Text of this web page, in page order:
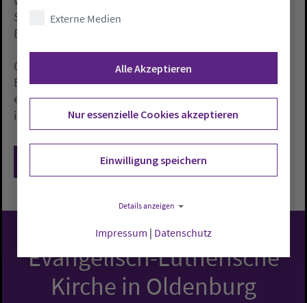
Sprachkurse oder befänden sich in Maßnahmen der
Berufsvorbereitung.
Ohne den Flüchtlingszug wäre die Zahl der Hartz-IV-
Empfänger zuletzt gesunken. Im September 2017 gab
es 6,06 Millionen Leistungsbezieher, 144.307 mehr als
im Vorjahresmonat.
Evangelisch-Lutherische
Kirche in Oldenburg
Externe Medien
Alle Akzeptieren
Nur essenzielle Cookies akzeptieren
Einwilligung speichern
Details anzeigen
Impressum | Datenschutz